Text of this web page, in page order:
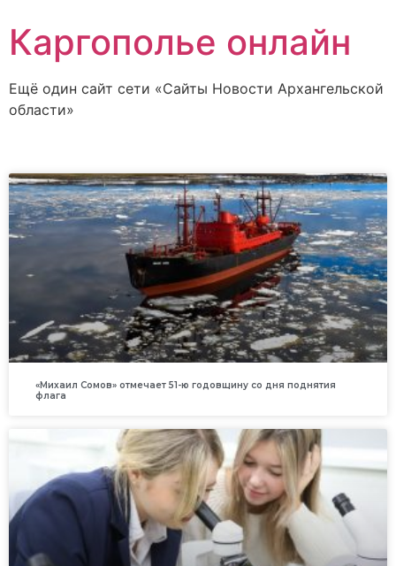
Каргополье онлайн
Ещё один сайт сети «Сайты Новости Архангельской
области»
«Михаил Сомов» отмечает 51-ю годовщину со дня поднятия
флага